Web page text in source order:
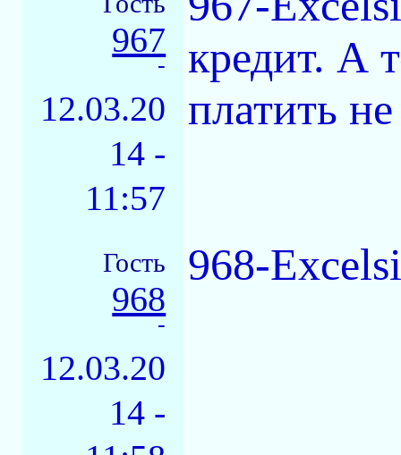
967
-
12.03.20
14 -
11:57
кредит. А
платить
Гость
968
-
12.03.20
14 -
968-